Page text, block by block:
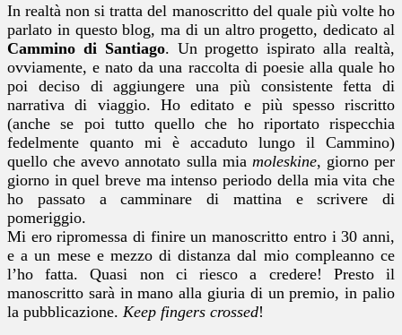
In realtà non si tratta del manoscritto del quale più volte ho
parlato in questo blog, ma di un altro progetto, dedicato al
Cammino di Santiago. Un progetto ispirato alla realtà,
ovviamente, e nato da una raccolta di poesie alla quale ho
poi deciso di aggiungere una più consistente fetta di
narrativa di viaggio. Ho editato e più spesso riscritto
(anche se poi tutto quello che ho riportato rispecchia
fedelmente quanto mi è accaduto lungo il Cammino)
quello che avevo annotato sulla mia moleskine, giorno per
giorno in quel breve ma intenso periodo della mia vita che
ho passato a camminare di mattina e scrivere di
pomeriggio.
Mi ero ripromessa di finire un manoscritto entro i 30 anni,
e a un mese e mezzo di distanza dal mio compleanno ce
l’ho fatta. Quasi non ci riesco a credere! Presto il
manoscritto sarà in mano alla giuria di un premio, in palio
la pubblicazione. Keep fingers crossed!